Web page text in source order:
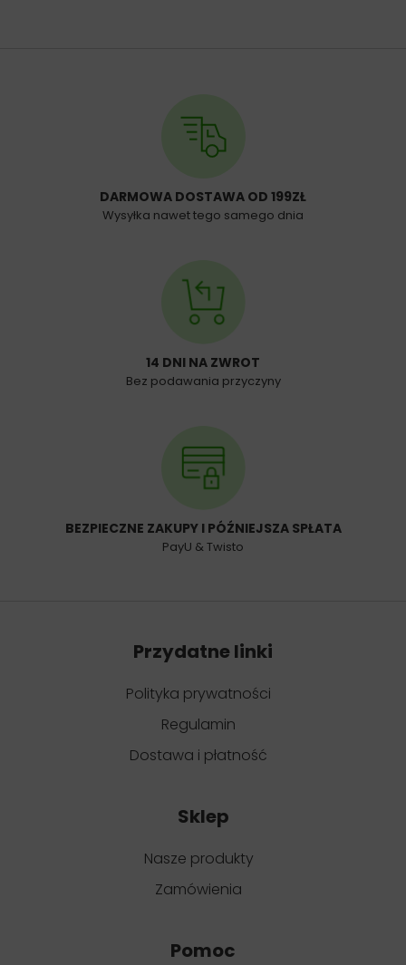
DARMOWA DOSTAWA OD 199ZŁ
Wysyłka nawet tego samego dnia
14 DNI NA ZWROT
Bez podawania przyczyny
BEZPIECZNE ZAKUPY I PÓŹNIEJSZA SPŁATA
PayU & Twisto
Przydatne linki
Polityka prywatności
Regulamin
Dostawa i płatność
Sklep
Nasze produkty
Zamówienia
Pomoc